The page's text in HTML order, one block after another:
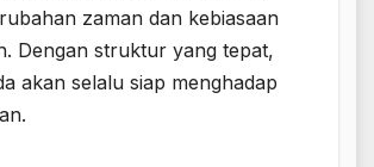
zaman dan kebiasaan
Dengan struktur yang tepat,
akan selalu siap menghadap